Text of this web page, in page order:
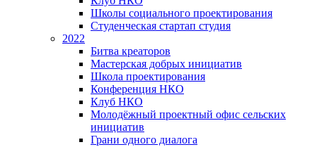
Школы социального проектирования
Студенческая стартап студия
2022
Битва креаторов
Мастерская добрых инициатив
Школа проектирования
Конференция НКО
Клуб НКО
Молодёжный проектный офис сельских
инициатив
Грани одного диалога